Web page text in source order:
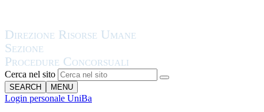
Cerca nel sito
SEARCH MENU
Login personale UniBa